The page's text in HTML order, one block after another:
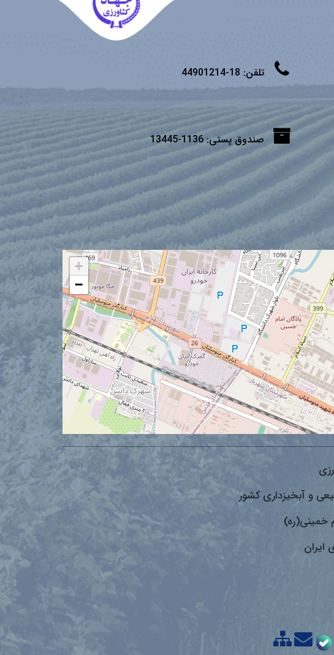
تلفن: 18-44901214
صندوق پستی:1136-13445
+
−
و آبخیزداری کشور
خمینی(ره)
ایران